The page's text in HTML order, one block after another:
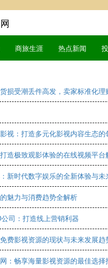
商旅生涯 热点新闻
损受潮丢件高发，卖家标准化
视：打造多元化影视内容生态的
造极致观影体验的在线视频平台
新时代数字娱乐的全新体验与未
魅力与消费趋势全解析
司：打造线上营销利器
费影视资源的现状与未来发展趋
：畅享海量影视资源的最佳选择